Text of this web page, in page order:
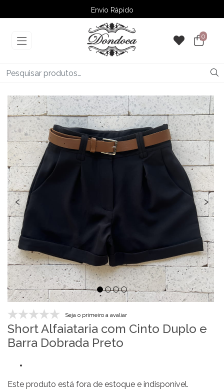
Envio Rápido
➚ Ofertas– Até 60% OFF
0
‹ ›
Seja o primeiro a avaliar
Short Alfaiataria com Cinto Duplo e
Barra Dobrada Preto
Este produto está fora de estoque e indisponível.